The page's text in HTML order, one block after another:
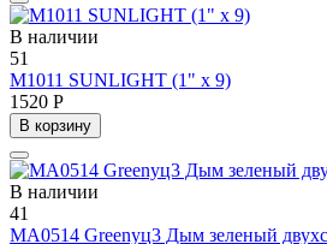
В наличии
51
M1011 SUNLIGHT (1" x 9)
1520 Р
В корзину
В наличии
41
MA0514 Greenуц3 Дым зеленый